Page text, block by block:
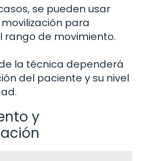
se pueden usar
para
rango de movimiento.
la técnica dependerá
del paciente y su nivel
y